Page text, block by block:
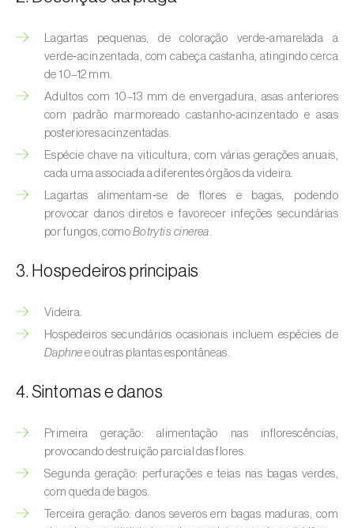
(Hyalopterus pruni )
Afídeo-lanígero-das-macieiras (Eriosoma
lanigerum)
Afídeo-negro-do-feijão (Aphis fabae)
Afídeo-negro-do-pessegueiro
Brachycaudus persicae
Myzus persicae
Afídeo-verde-da-ameixeira (Brachycaudus
helichrysi)
Afídeo-verde-da-amendoeira
Afídeo-verde-da-macieira ( Aphis pomi
Afídeo-verde-dos-citrinos (Aphis
Alfinetes (Agriotes spp.)
Aranhiço-vermelho ( Tetranychus urticae
Besouro‑verde‑das‑tílias ( Lytta vesicatoria)
Lagartas pequenas, de coloração verde‑amarelada a
verde‑acinzentada, com cabeça castanha, atingindo cerca
de 10–12 mm.
Adultos com 10–13 mm de envergadura, asas anteriores
com padrão marmoreado castanho‑acinzentado e asas
posteriores acinzentadas.
Espécie chave na viticultura, com várias gerações anuais,
cada uma associada a diferentes órgãos da videira.
Lagartas alimentam‑se de flores e bagas, podendo
provocar danos diretos e favorecer infeções secundárias
por fungos, como Botrytis cinerea.
3. Hospedeiros principais
Videira.
Hospedeiros secundários ocasionais incluem espécies de
Daphne e outras plantas espontâneas.
4. Sintomas e danos
Primeira geração: alimentação nas inflorescências,
provocando destruição parcial das flores.
Segunda geração: perfurações e teias nas bagas verdes,
com queda de bagos.
Terceira geração: danos severos em bagas maduras, com